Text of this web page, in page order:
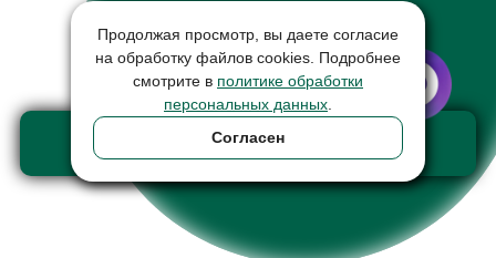
Добавить в корзину
товар на сумму 24500 ₽
Продолжая просмотр, вы даете согласие
на обработку файлов cookies. Подробнее
смотрите в политике обработки
персональных данных
Согласен